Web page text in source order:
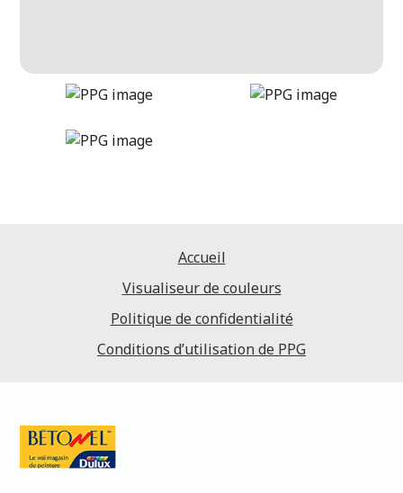
DLX1001-2
Accueil
Visualiseur de couleurs
Politique de confidentialité
Conditions d’utilisation de PPG